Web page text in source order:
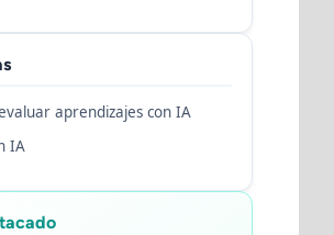
aprendizajes con IA
IA